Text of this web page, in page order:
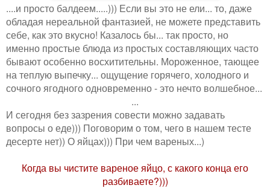
....и просто балдеем.....))) Если вы это не ели... то, даже
обладая нереальной фантазией, не можете представить
себе, как это вкусно! Казалось бы... так просто, но
именно простые блюда из простых составляющих часто
бывают особенно восхитительны. Мороженное, тающее
на теплую выпечку... ощущение горячего, холодного и
сочного ягодного одновременно - это нечто волшебное...
...
И сегодня без зазрения совести можно задавать
вопросы о еде))) Поговорим о том, чего в нашем тесте
десерте нет)) О яйцах))) При чем вареных...)
Когда вы чистите вареное яйцо, с какого конца его
разбиваете?)))